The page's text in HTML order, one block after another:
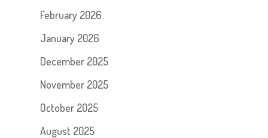
February 2026
January 2026
December 2025
November 2025
October 2025
August 2025